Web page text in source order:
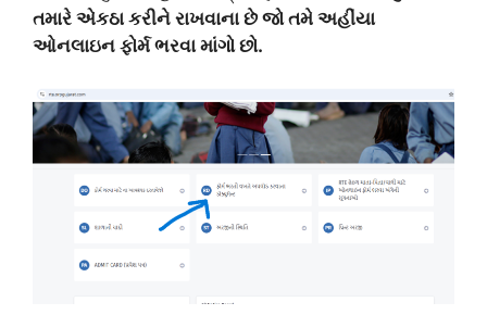
તમારે એકઠા કરીને રાખવાના છે જો તમે અહીંયા
ઓનલાઇન ફોર્મ ભરવા માંગો છો.